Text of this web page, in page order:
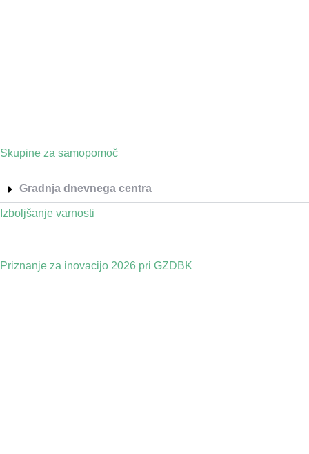
Skupine za samopomoč
Gradnja dnevnega centra
Izboljšanje varnosti
Priznanje za inovacijo 2026 pri GZDBK